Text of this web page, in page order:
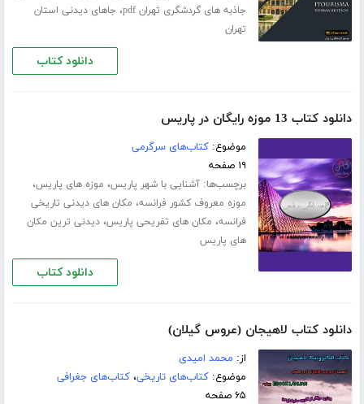
جاذبه های گردشگری تهران pdf ، جاهای دیدنی استان
تهران
دانلود کتاب
دانلود کتاب 13 موزه رایگان در پاریس
موضوع:کتاب‌های سرگرمی
۱۹ صفحه
برچسب‌ها:آشنایی با شهر پاریس، موزه های پاریس،
موزه معروف کشور فرانسه، مکان های دیدنی تاریخی
فرانسه، مکان های تفریحی پاریس،دیدنی ترین مکان
های پاریس
دانلود کتاب
دانلود کتاب لاهیجان (عروس گیلان)
از: محمد امیدی
موضوع:کتاب‌های تاریخی،کتاب‌های جغرافی
۶۵ صفحه